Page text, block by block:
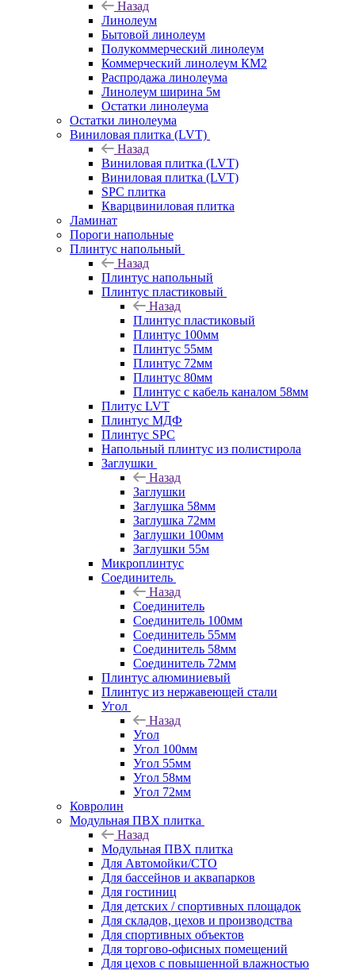
Назад
Линолеум
Бытовой линолеум
Полукоммерческий линолеум
Коммерческий линолеум КМ2
Распродажа линолеума
Линолеум ширина 5м
Остатки линолеума
Остатки линолеума
Виниловая плитка (LVT)
Назад
Виниловая плитка (LVT)
Виниловая плитка (LVT)
SPC плитка
Кварцвиниловая плитка
Ламинат
Пороги напольные
Плинтус напольный
Назад
Плинтус напольный
Плинтус пластиковый
Назад
Плинтус пластиковый
Плинтус 100мм
Плинтус 55мм
Плинтус 72мм
Плинтус 80мм
Плинтус с кабель каналом 58мм
Плитус LVT
Плинтус МДФ
Плинтус SPC
Напольный плинтус из полистирола
Заглушки
Назад
Заглушки
Заглушка 58мм
Заглушка 72мм
Заглушки 100мм
Заглушки 55м
Микроплинтус
Соединитель
Назад
Соединитель
Соединитель 100мм
Соединитель 55мм
Соединитель 58мм
Соединитель 72мм
Плинтус алюминиевый
Плинтус из нержавеющей стали
Угол
Назад
Угол
Угол 100мм
Угол 55мм
Угол 58мм
Угол 72мм
Ковролин
Модульная ПВХ плитка
Назад
Модульная ПВХ плитка
Для Автомойки/СТО
Для бассейнов и аквапарков
Для гостиниц
Для детских / спортивных площадок
Для складов, цехов и производства
Для спортивных объектов
Для торгово-офисных помещений
Для цехов с повышенной влажностью